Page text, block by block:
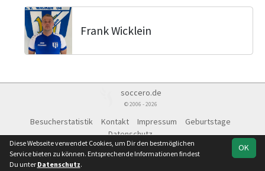
Frank Wicklein
soccero.de
© 2006 - 2026
Besucherstatistik Kontakt Impressum
Geburtstage
Datenschutz
OK
Diese Webseite verwendet Cookies, um Dir den bestmöglichen
Service bieten zu können. Entsprechende Informationen findest
Du unter Datenschutz.